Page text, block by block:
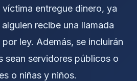
entregue dinero, ya
recibe una llamada
ley. Además, se incluirán
sean servidores públicos o
o niñas y niños.